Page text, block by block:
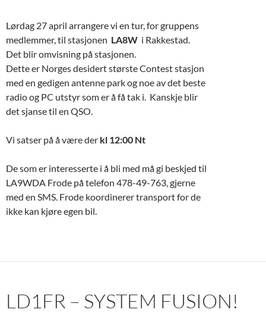
Lørdag 27 april arrangere vi en tur, for gruppens
medlemmer, til stasjonen LA8W i Rakkestad.
Det blir omvisning på stasjonen.
Dette er Norges desidert største Contest stasjon
med en gedigen antenne park og noe av det beste
radio og PC utstyr som er å få tak i. Kanskje blir
det sjanse til en QSO.
Vi satser på å være der kl 12:00 Nt
De som er interesserte i å bli med må gi beskjed til
LA9WDA Frode på telefon 478-49-763, gjerne
med en SMS. Frode koordinerer transport for de
ikke kan kjøre egen bil.
LD1FR – SYSTEM FUSION!